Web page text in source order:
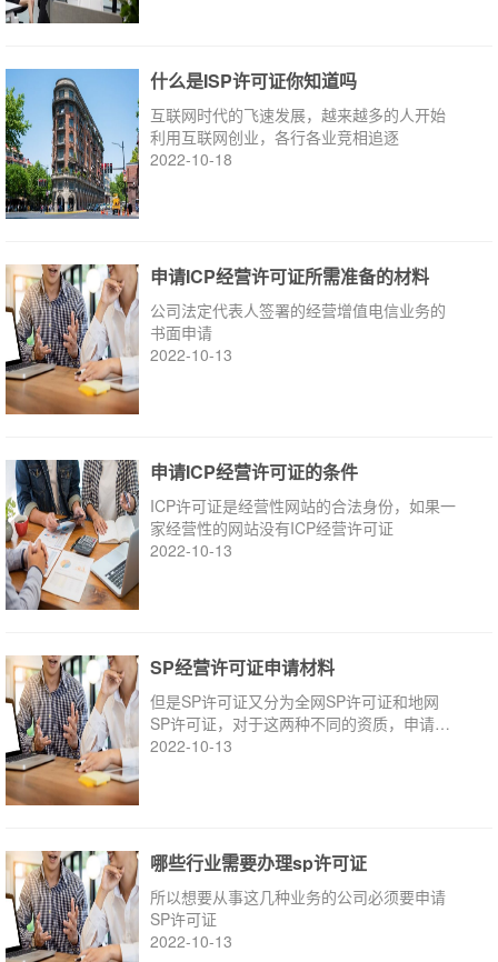
什么是ISP许可证你知道吗
互联网时代的飞速发展，越来越多的人开始
利用互联网创业，各行各业竞相追逐
2022-10-18
申请ICP经营许可证所需准备的材料
公司法定代表人签署的经营增值电信业务的
书面申请
2022-10-13
申请ICP经营许可证的条件
ICP许可证是经营性网站的合法身份，如果一
家经营性的网站没有ICP经营许可证
2022-10-13
SP经营许可证申请材料
但是SP许可证又分为全网SP许可证和地网
SP许可证，对于这两种不同的资质，申请所
需的材料有还是呢么不一样
2022-10-13
哪些行业需要办理sp许可证
所以想要从事这几种业务的公司必须要申请
SP许可证
2022-10-13